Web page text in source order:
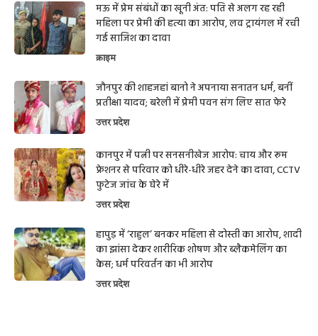
मऊ में प्रेम संबंधों का खूनी अंत: पति से अलग रह रही
महिला पर प्रेमी की हत्या का आरोप, लव ट्रायंगल में रची
गई साजिश का दावा
क्राइम
जौनपुर की शाहजहां बानो ने अपनाया सनातन धर्म, बनीं
प्रतीक्षा यादव; बरेली में प्रेमी पवन संग लिए सात फेरे
उत्तर प्रदेश
कानपुर में पत्नी पर सनसनीखेज आरोप: चाय और रूम
फ्रेशनर से परिवार को धीरे-धीरे जहर देने का दावा, CCTV
फुटेज जांच के घेरे में
उत्तर प्रदेश
हापुड़ में ‘राहुल’ बनकर महिला से दोस्ती का आरोप, शादी
का झांसा देकर शारीरिक शोषण और ब्लैकमेलिंग का
केस; धर्म परिवर्तन का भी आरोप
उत्तर प्रदेश